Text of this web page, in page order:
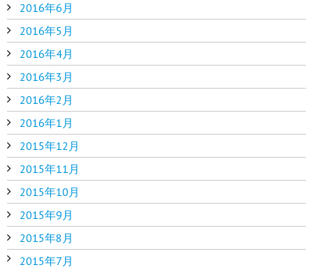
2016年6月
2016年5月
2016年4月
2016年3月
2016年2月
2016年1月
2015年12月
2015年11月
2015年10月
2015年9月
2015年8月
2015年7月